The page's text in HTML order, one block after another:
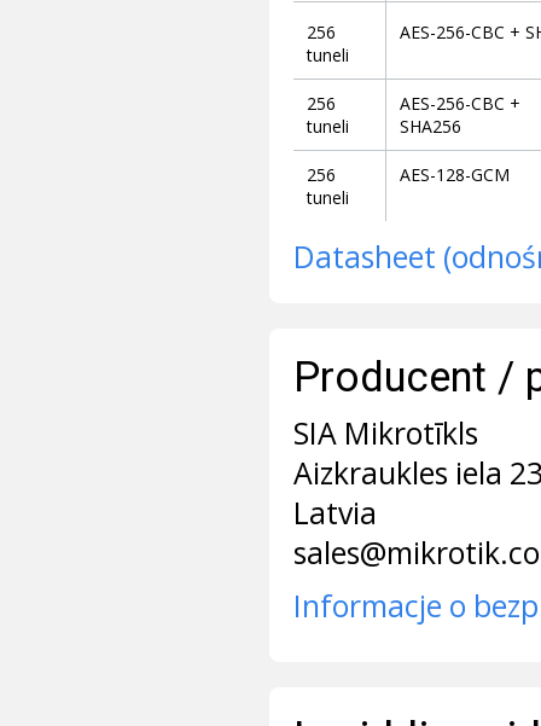
256
tuneli
AES-256-CBC +
256
tuneli
AES-256-CBC +
SHA256
256
tuneli
AES-128-GCM
Datasheet
Producent /
SIA Mikrotīkls
Aizkraukles iela
Latvia
Informacje o